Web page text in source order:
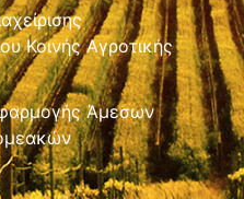
Κοινής Αγροτικής
Άμεσων